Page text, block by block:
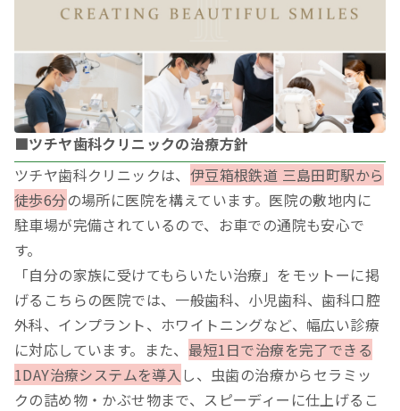
■ツチヤ歯科クリニックの治療方針
ツチヤ歯科クリニックは、 伊豆箱根鉄道 三島田町駅から
徒歩6分の場所に医院を構えています。医院の敷地内に
駐車場が完備されているので、お車での通院も安心で
す。
「自分の家族に受けてもらいたい治療」をモットーに掲
げるこちらの医院では、一般歯科、小児歯科、歯科口腔
外科、インプラント、ホワイトニングなど、幅広い診療
に対応しています。また、 最短1日で治療を完了できる
1DAY治療システムを導入 し、虫歯の治療からセラミッ
クの詰め物・かぶせ物まで、スピーディーに仕上げるこ